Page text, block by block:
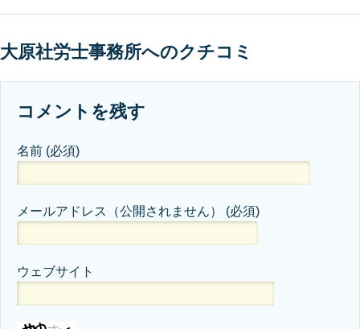
大原社労士事務所へのクチコミ
コメントを残す
名前 (必須)
メールアドレス（公開されません） (必須)
ウェブサイト